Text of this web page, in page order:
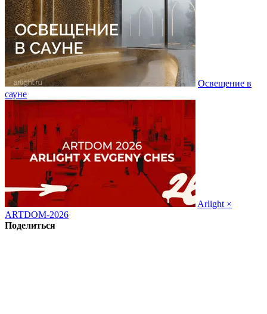
Освещение в
сауне
Arlight ×
ARTDOM-2026
Поделиться